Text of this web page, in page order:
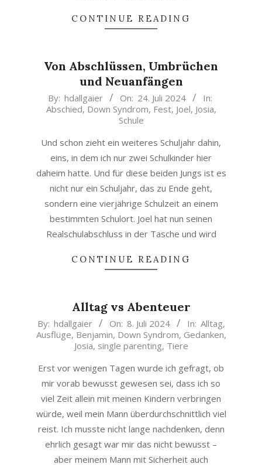
CONTINUE READING
Von Abschlüssen, Umbrüchen
und Neuanfängen
2024-
07-
By: hdallgaier On: 24. Juli 2024
In:
Abschied, Down Syndrom, Fest, Joel, Josia,
Schule
Und schon zieht ein weiteres Schuljahr dahin,
eins, in dem ich nur zwei Schulkinder hier
daheim hatte. Und für diese beiden Jungs ist es
nicht nur ein Schuljahr, das zu Ende geht,
sondern eine vierjährige Schulzeit an einem
bestimmten Schulort. Joel hat nun seinen
Realschulabschluss in der Tasche und wird
CONTINUE READING
Alltag vs Abenteuer
2024-
07-
By: hdallgaier On: 8. Juli 2024 In: Alltag,
Ausflüge, Benjamin, Down Syndrom, Gedanken,
Josia, single parenting, Tiere
Erst vor wenigen Tagen wurde ich gefragt, ob
mir vorab bewusst gewesen sei, dass ich so
viel Zeit allein mit meinen Kindern verbringen
würde, weil mein Mann überdurchschnittlich viel
reist. Ich musste nicht lange nachdenken, denn
ehrlich gesagt war mir das nicht bewusst –
aber meinem Mann mit Sicherheit auch